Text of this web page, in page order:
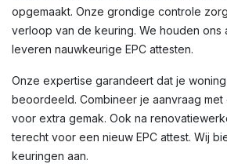
opgemaakt. Onze grondige controle
verloop van de keuring. We houden ons
leveren nauwkeurige EPC attesten.
Onze expertise garandeert dat je
beoordeeld. Combineer je aanvraag met
voor extra gemak. Ook na
terecht voor een nieuw EPC attest. Wij
keuringen aan.